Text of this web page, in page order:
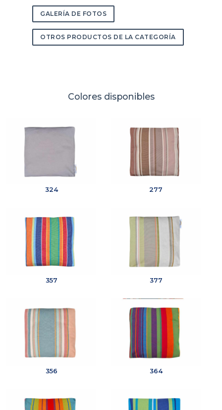
GALERÍA DE FOTOS
OTROS PRODUCTOS DE LA CATEGORÍA
Colores disponibles
324 277
357 377
356 364